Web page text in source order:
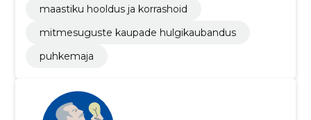
maastiku hooldus ja korrashoid
mitmesuguste kaupade hulgikaubandus
puhkemaja